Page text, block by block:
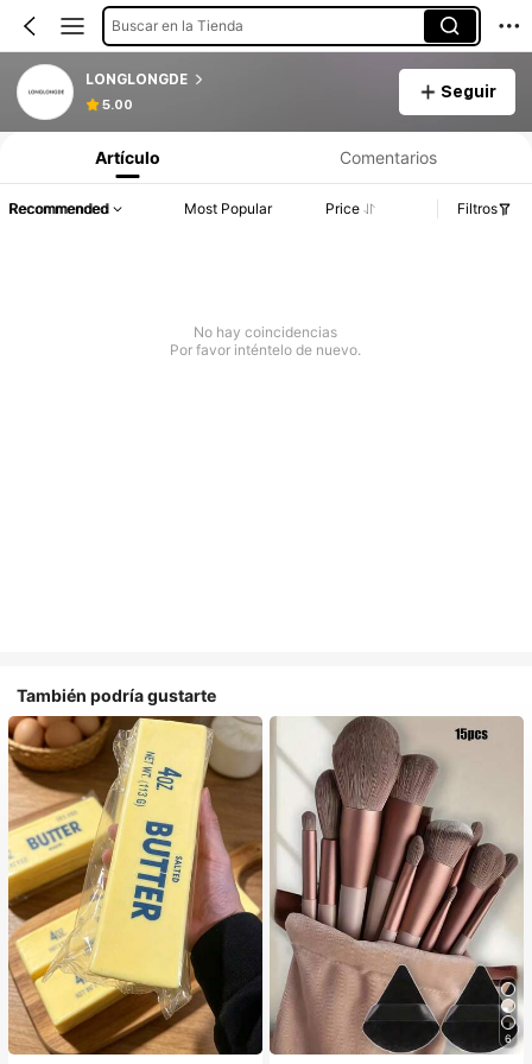
Buscar en la Tienda
LONGLONGDE
5.00
Seguir
Artículo Comentarios
Recommended Most Popular Price Filtros
No hay coincidencias
Por favor inténtelo de nuevo.
También podría gustarte
6